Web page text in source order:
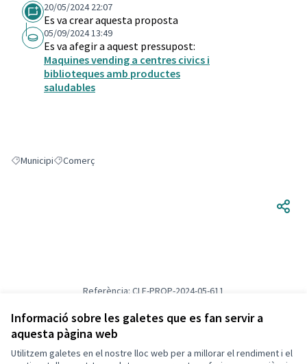
Informació sobre les galetes que es fan servir a
aquesta pàgina web
Utilitzem galetes en el nostre lloc web per a millorar el rendiment i el
20/05/2024 22:07
Es va crear aquesta proposta
05/09/2024 13:49
Es va afegir a aquest pressupost:
Maquines vending a centres civics i
biblioteques amb productes
saludables
Resultats en filtrar per: Municipi
MunicipiResultats en filtrar per: Comerç
Comerç
Referència: CLF-PROP-2024-05-611
Verifica l'empremta digital
Termes i condicions d'ús